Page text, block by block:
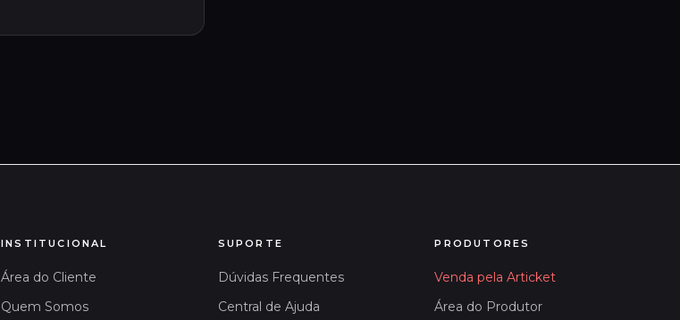
INSTITUCIONAL
Área do Cliente
Quem Somos
SUPORTE
Dúvidas Frequentes
Central de Ajuda
PRODUTORES
Venda pela Articket
Área do Produtor